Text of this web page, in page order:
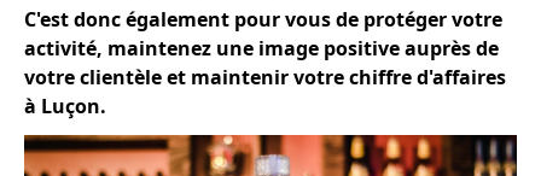
C'est donc également pour vous de protéger votre
activité, maintenez une image positive auprès de
votre clientèle et maintenir votre chiffre d'affaires
à Luçon.